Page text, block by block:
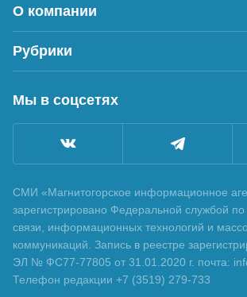
О компании
Рубрики
Мы в соцсетях
СМИ «Магнитогорское информационное
зарегистрировано Федеральной службой
связи, информационных технологий и
коммуникаций. Запись в реестре
ЭЛ № ФС77-77805 от 31.01.2020 г. почта:
Телефон редакции +7 (3519) 279-733